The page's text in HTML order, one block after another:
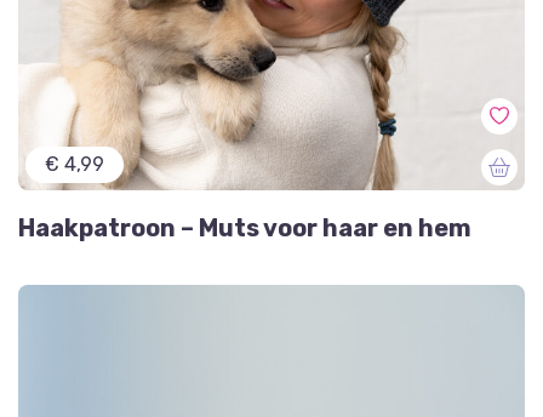
€ 4,99
Haakpatroon – Muts voor haar en hem